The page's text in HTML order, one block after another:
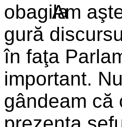
Am
gură
în faţa
important.
gândeam că